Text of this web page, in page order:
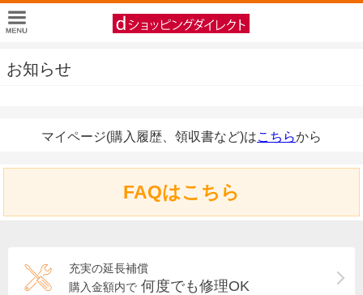
お知らせ
マイページ(購入履歴、領収書など)はこちらから
FAQはこちら
充実の延長補償
購入金額内で 何度でも修理OK